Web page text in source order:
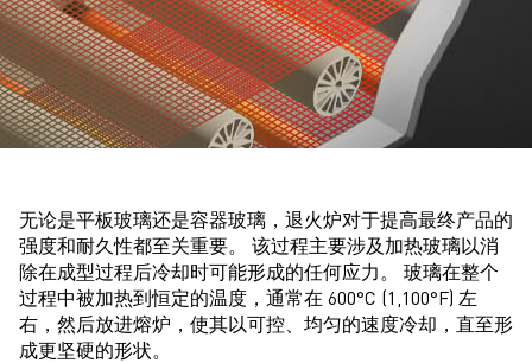
无论是平板玻璃还是容器玻璃，退火炉对于提高最终产品的
强度和耐久性都至关重要。 该过程主要涉及加热玻璃以消
除在成型过程后冷却时可能形成的任何应力。 玻璃在整个
过程中被加热到恒定的温度，通常在 600°C (1,100°F) 左
右，然后放进熔炉，使其以可控、均匀的速度冷却，直至形
成更坚硬的形状。